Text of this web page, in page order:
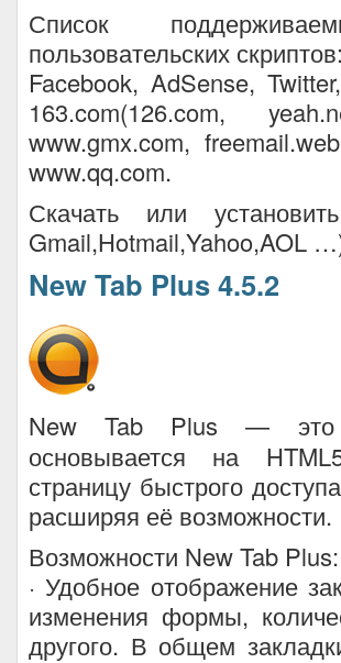
Список
пользовательских скриптов:
Facebook, AdSense,
163.com(126.com,
www.gmx.com,
www.qq.com.
Скачать или
Gmail,Hotmail,Yahoo,AOL
New Tab Plus 4.5.2
New Tab Plus —
основывается на
страницу быстрого
расширяя её возможности.
Возможности New Tab Plus:
· Удобное отображение
изменения формы,
другого. В общем